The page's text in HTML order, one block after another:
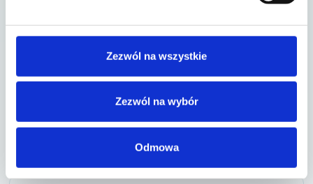
Zezwól na wszystkie
Zezwól na wybór
Odmowa
Kontakt
biuro@biegfirmowy.pl
Organizator
ul. Wielka 67 53-340 Wrocław
KRS: 0000443682
NIP: 8943043429